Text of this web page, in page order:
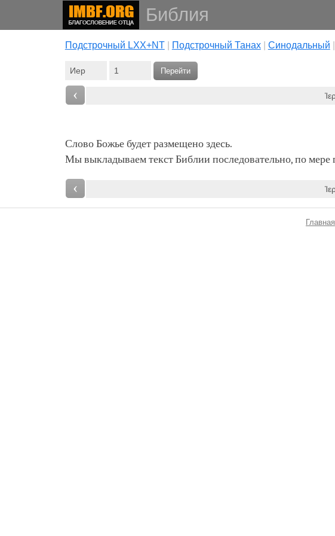
Библия
Подстрочный LXX+NT| Подстрочный Танах| Cинодальный
Перейти
‹
Слово Божье будет размещено здесь.
Мы выкладываем текст Библии последовательно, по мере
‹
Главная